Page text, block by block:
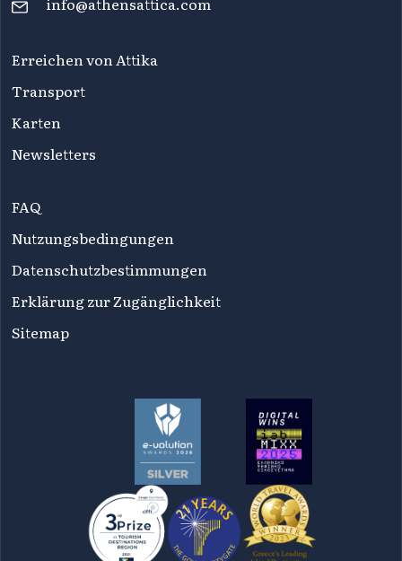
Erreichen von Attika
Transport
Karten
Newsletters
FAQ
Nutzungsbedingungen
Datenschutzbestimmungen
Erklärung zur Zugänglichkeit
Sitemap